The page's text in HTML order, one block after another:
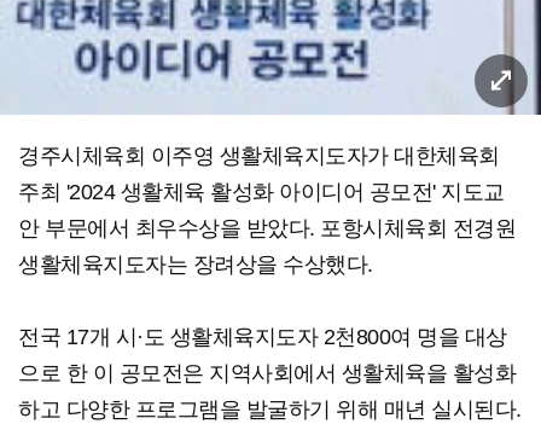
경주시체육회 이주영 생활체육지도자가 대한체육회
주최 '2024 생활체육 활성화 아이디어 공모전' 지도교
안 부문에서 최우수상을 받았다. 포항시체육회 전경원
생활체육지도자는 장려상을 수상했다.
전국 17개 시·도 생활체육지도자 2천800여 명을 대상
으로 한 이 공모전은 지역사회에서 생활체육을 활성화
하고 다양한 프로그램을 발굴하기 위해 매년 실시된다.